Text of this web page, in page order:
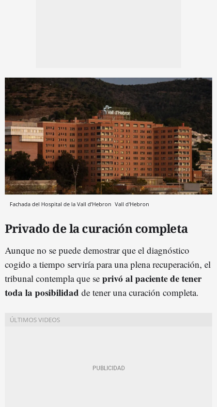
Fachada del Hospital de la Vall d’Hebron Vall d'Hebron
Privado de la curación completa
Aunque no se puede demostrar que el diagnóstico
cogido a tiempo serviría para una plena recuperación, el
tribunal contempla que se privó al paciente de tener
toda la posibilidad de tener una curación completa.